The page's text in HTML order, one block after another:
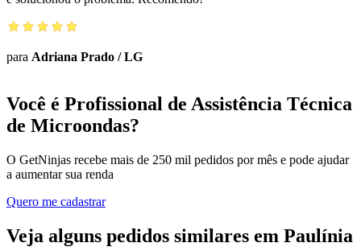
para Adriana Prado /LG
Você é Profissional de Assistência Técnica
de Microondas?
O GetNinjas recebe mais de 250 mil pedidos por mês e pode ajudar
a aumentar sua renda
Quero me cadastrar
Veja alguns pedidos similares em Paulínia